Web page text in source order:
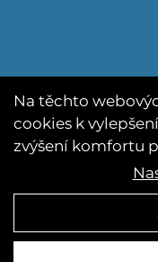
ZŠ a MŠ Halže
Na těchto
cookies k
zvýšení komfortu